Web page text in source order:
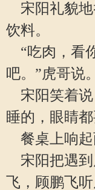
宋阳礼貌地
饮料。
“吃肉，看
吧。”虎哥说。
宋阳笑着说
睡的，眼睛
餐桌上响起
宋阳把遇到
飞，顾鹏飞